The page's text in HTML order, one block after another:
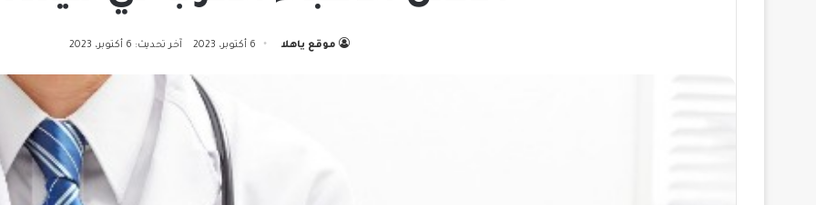
موقع ياهلا 6 أكتوبر، 2023 آخر تحديث: 6 أكتوبر، 2023